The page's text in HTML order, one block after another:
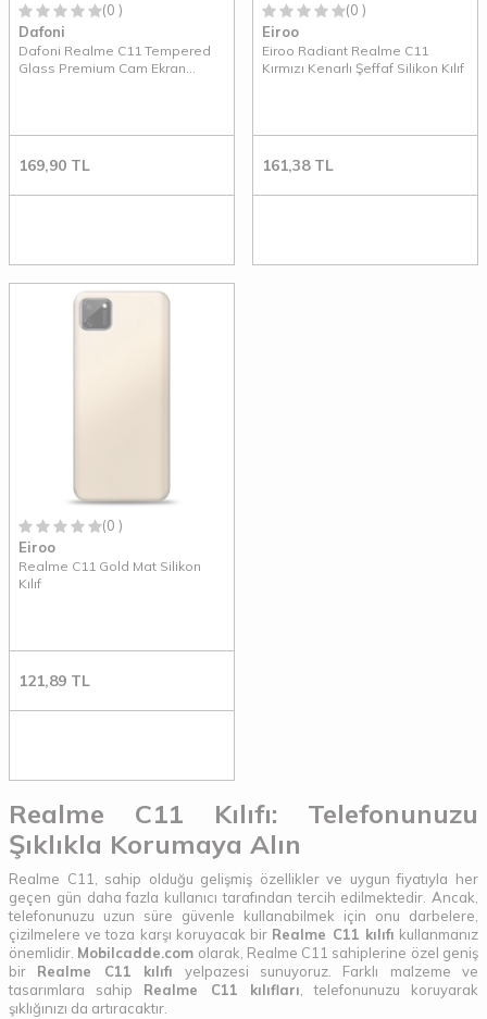
(0 )
Dafoni
Dafoni Realme C11 Tempered
Glass Premium Cam Ekran
169,90 TL
(0 )
Eiroo
Eiroo Radiant Realme C11
Kırmızı Kenarlı Şeffaf Silikon Kılıf
161,38TL
(0 )
Eiroo
Realme C11 Gold Mat Silikon
Kılıf
121,89 TL
Realme C11 Kılıfı: Telefonunuzu
Şıklıkla Korumaya Alın
Realme C11, sahip olduğu gelişmiş özellikler ve uygun fiyatıyla her
geçen gün daha fazla kullanıcı tarafından tercih edilmektedir. Ancak,
telefonunuzu uzun süre güvenle kullanabilmek için onu darbelere,
çizilmelere ve toza karşı koruyacak bir Realme C11 kılıfı kullanmanız
önemlidir. Mobilcadde.com olarak, Realme C11 sahiplerine özel geniş
bir Realme C11 kılıfı yelpazesi sunuyoruz. Farklı malzeme ve
tasarımlara sahip Realme C11 kılıfları, telefonunuzu koruyarak
şıklığınızı da artıracaktır.